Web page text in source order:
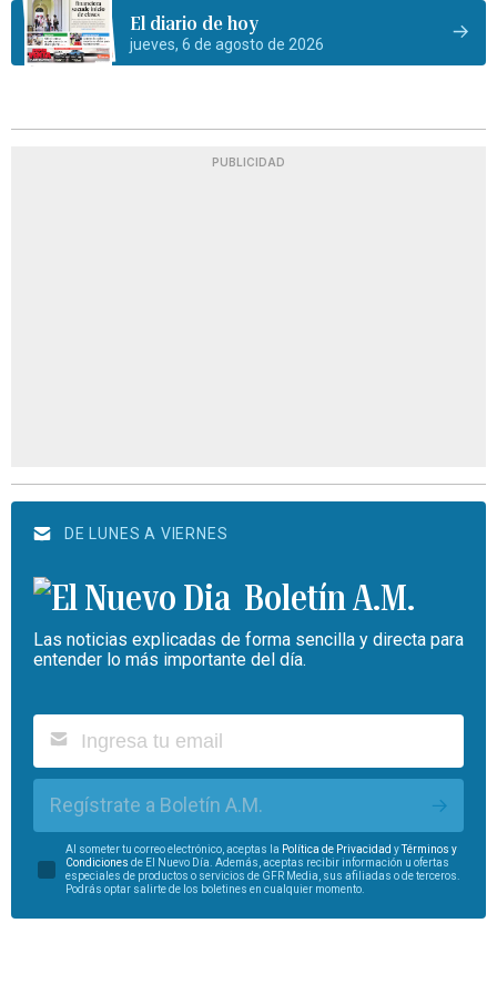
El diario de hoy
jueves, 6 de agosto de 2026
PUBLICIDAD
DE LUNES A VIERNES
Boletín A.M.
Las noticias explicadas de forma sencilla y directa para
entender lo más importante del día.
Regístrate a Boletín A.M.
Al someter tu correo electrónico, aceptas la Política de Privacidad yTérminos y
Condiciones de El Nuevo Día. Además, aceptas recibir información u ofertas
especiales de productos o servicios de GFR Media, sus afiliadas o de terceros.
Podrás optar salirte de los boletines en cualquier momento.